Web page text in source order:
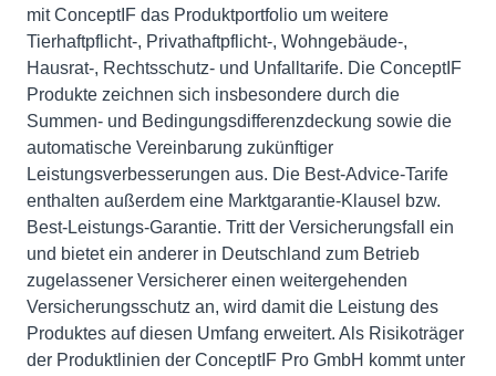
mit ConceptIF das Produktportfolio um weitere
Tierhaftpflicht-, Privathaftpflicht-, Wohngebäude-,
Hausrat-, Rechtsschutz- und Unfalltarife. Die ConceptIF
Produkte zeichnen sich insbesondere durch die
Summen- und Bedingungsdifferenzdeckung sowie die
automatische Vereinbarung zukünftiger
Leistungsverbesserungen aus. Die Best-Advice-Tarife
enthalten außerdem eine Marktgarantie-Klausel bzw.
Best-Leistungs-Garantie. Tritt der Versicherungsfall ein
und bietet ein anderer in Deutschland zum Betrieb
zugelassener Versicherer einen weitergehenden
Versicherungsschutz an, wird damit die Leistung des
Produktes auf diesen Umfang erweitert. Als Risikoträger
der Produktlinien der ConceptIF Pro GmbH kommt unter